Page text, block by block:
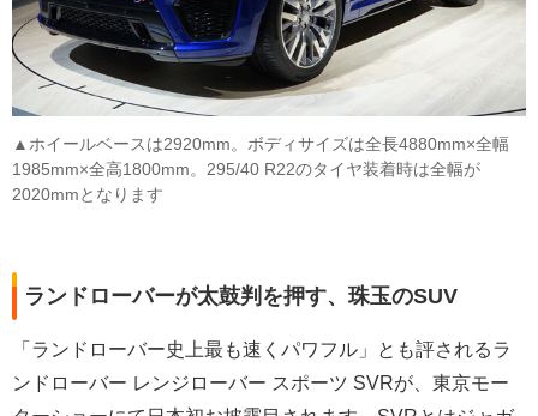
▲ホイールベースは2920mm。ボディサイズは全長4880mm×全幅
1985mm×全高1800mm。295/40 R22のタイヤ装着時は全幅が
2020mmとなります
ランドローバーが太鼓判を押す、珠玉のSUV
「ランドローバー史上最も速くパワフル」とも評されるラ
ンドローバー レンジローバー スポーツ SVRが、東京モー